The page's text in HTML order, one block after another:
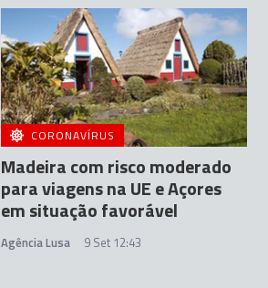
CORONAVÍRUS
Madeira com risco moderado
para viagens na UE e Açores
em situação favorável
Agência Lusa 9 Set 12:43